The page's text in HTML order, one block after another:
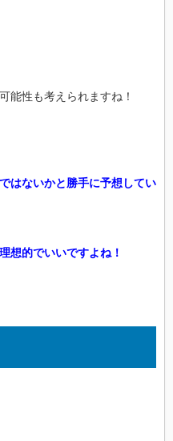
能性も考えられますね！
はないかと勝手に予想してい
想的でいいですよね！